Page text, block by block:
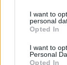
not limited to
grant or deny
use your data
consent section.
I want to
personal
Opted In
I want to
Personal
Opted In
Épkar Zrt.
Épített
csata